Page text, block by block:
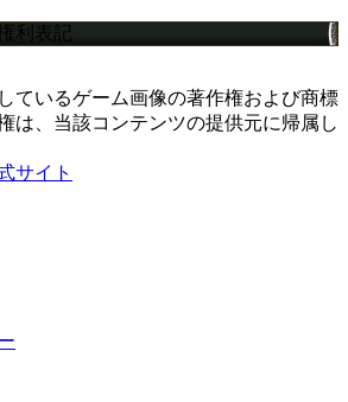
利表記
ているゲーム画像の著作権および商標
は、当該コンテンツの提供元に帰属し
サイト